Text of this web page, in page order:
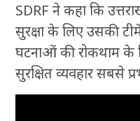
SDRF ने कहा कि
सुरक्षा के लिए उसकी
घटनाओं की रोकथाम के
सुरक्षित व्यवहार सबसे